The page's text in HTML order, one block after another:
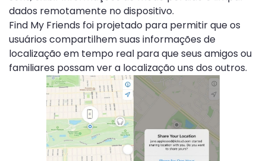
dados remotamente no dispositivo.
Find My Friends foi projetado para permitir que os
usuários compartilhem suas informações de
localização em tempo real para que seus amigos ou
familiares possam ver a localização uns dos outros.